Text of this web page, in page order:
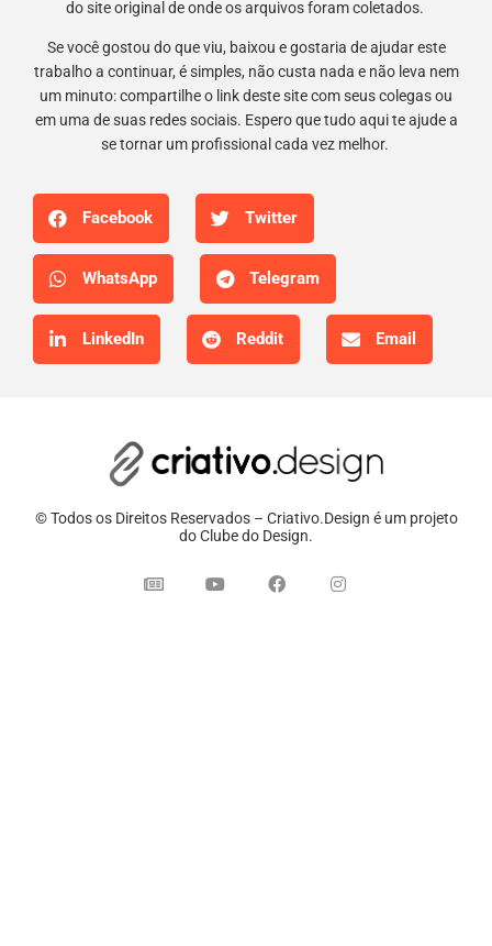
do site original de onde os arquivos foram coletados.
Se você gostou do que viu, baixou e gostaria de ajudar este
trabalho a continuar, é simples, não custa nada e não leva nem
um minuto: compartilhe o link deste site com seus colegas ou
em uma de suas redes sociais. Espero que tudo aqui te ajude a
se tornar um profissional cada vez melhor.
Facebook Twitter
WhatsApp Telegram
LinkedIn Reddit Email
© Todos os Direitos Reservados – Criativo.Design é um projeto
do Clube do Design.